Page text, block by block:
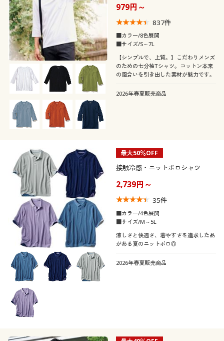
979円～
837件
■カラー/8色展開
■サイズ/S～7L
【シンプルで、上質。】こだわりメンズ
のための七分袖Tシャツ。コットン本来
の風合いを引き出した素材が魅力です。
2026年春夏販売商品
最大50％OFF
接触冷感・ニットポロシャツ
2,739円～
35件
■カラー/4色展開
■サイズ/M～5L
涼しさと快適さ、着やすさを追求した品
がある夏のニットポロ◎
2026年春夏販売商品